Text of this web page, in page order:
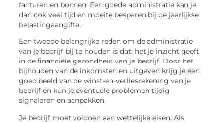
facturen en bonnen. Een goede administratie kan je
dan ook veel tijd en moeite besparen bij de jaarlijkse
belastingaangifte.
Een tweede belangrijke reden om de administratie
van je bedrijf bij te houden is dat: het je inzicht geeft
in de financiële gezondheid van je bedrijf. Door het
bijhouden van de inkomsten en uitgaven krijg je een
goed beeld van de winst-en-verliesrekening van je
bedrijf en kun je eventuele problemen tijdig
signaleren en aanpakken.
Je bedrijf moet voldoen aan wettelijke eisen: Als